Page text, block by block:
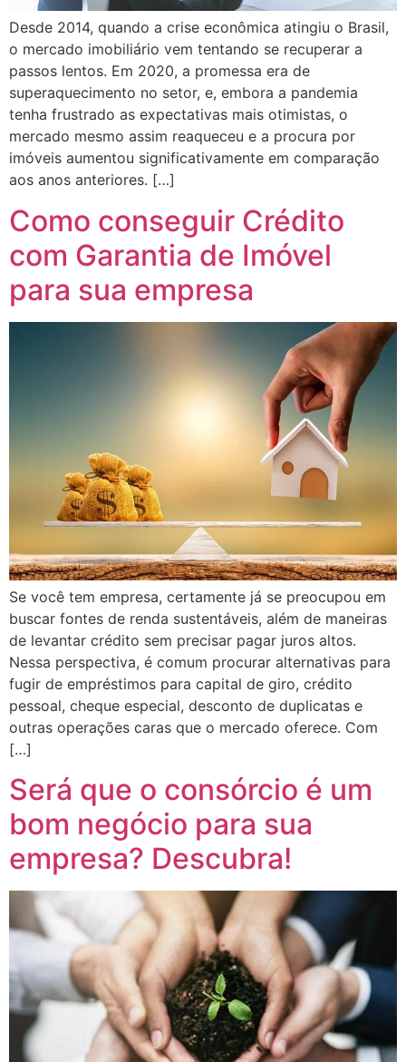
Desde 2014, quando a crise econômica atingiu o Brasil,
o mercado imobiliário vem tentando se recuperar a
passos lentos. Em 2020, a promessa era de
superaquecimento no setor, e, embora a pandemia
tenha frustrado as expectativas mais otimistas, o
mercado mesmo assim reaqueceu e a procura por
imóveis aumentou significativamente em comparação
aos anos anteriores. […]
Como conseguir Crédito
com Garantia de Imóvel
para sua empresa
Se você tem empresa, certamente já se preocupou em
buscar fontes de renda sustentáveis, além de maneiras
de levantar crédito sem precisar pagar juros altos.
Nessa perspectiva, é comum procurar alternativas para
fugir de empréstimos para capital de giro, crédito
pessoal, cheque especial, desconto de duplicatas e
outras operações caras que o mercado oferece. Com
[…]
Será que o consórcio é um
bom negócio para sua
empresa? Descubra!